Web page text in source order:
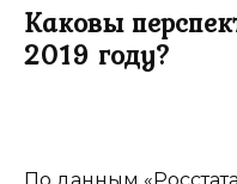
Каковы
2019 году?